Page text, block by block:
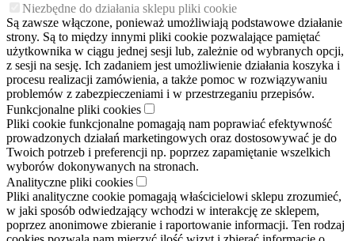
Niezbędne do działania sklepu pliki cookie
Są zawsze włączone, ponieważ umożliwiają podstawowe działanie
strony. Są to między innymi pliki cookie pozwalające pamiętać
użytkownika w ciągu jednej sesji lub, zależnie od wybranych opcji,
z sesji na sesję. Ich zadaniem jest umożliwienie działania koszyka i
procesu realizacji zamówienia, a także pomoc w rozwiązywaniu
problemów z zabezpieczeniami i w przestrzeganiu przepisów.
Funkcjonalne pliki cookies
Pliki cookie funkcjonalne pomagają nam poprawiać efektywność
prowadzonych działań marketingowych oraz dostosowywać je do
Twoich potrzeb i preferencji np. poprzez zapamiętanie wszelkich
wyborów dokonywanych na stronach.
Analityczne pliki cookies
Pliki analityczne cookie pomagają właścicielowi sklepu zrozumieć,
w jaki sposób odwiedzający wchodzi w interakcję ze sklepem,
poprzez anonimowe zbieranie i raportowanie informacji. Ten rodzaj